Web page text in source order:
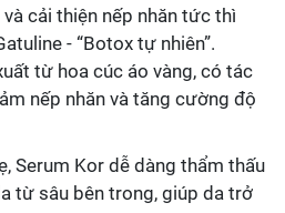
cải thiện nếp nhăn tức thì
- “Botox tự nhiên”.
từ hoa cúc áo vàng, có tác
nếp nhăn và tăng cường độ
Serum Kor dễ dàng thẩm thấu
từ sâu bên trong, giúp da trở